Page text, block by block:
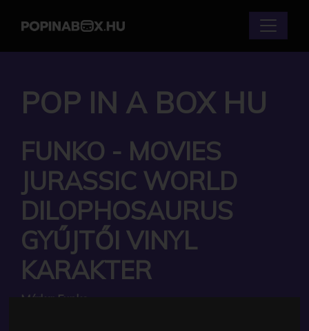
POP IN A BOX HU
FUNKO - MOVIES
JURASSIC WORLD
DILOPHOSAURUS
GYŰJTŐI VINYL
KARAKTER
Márka: Funko